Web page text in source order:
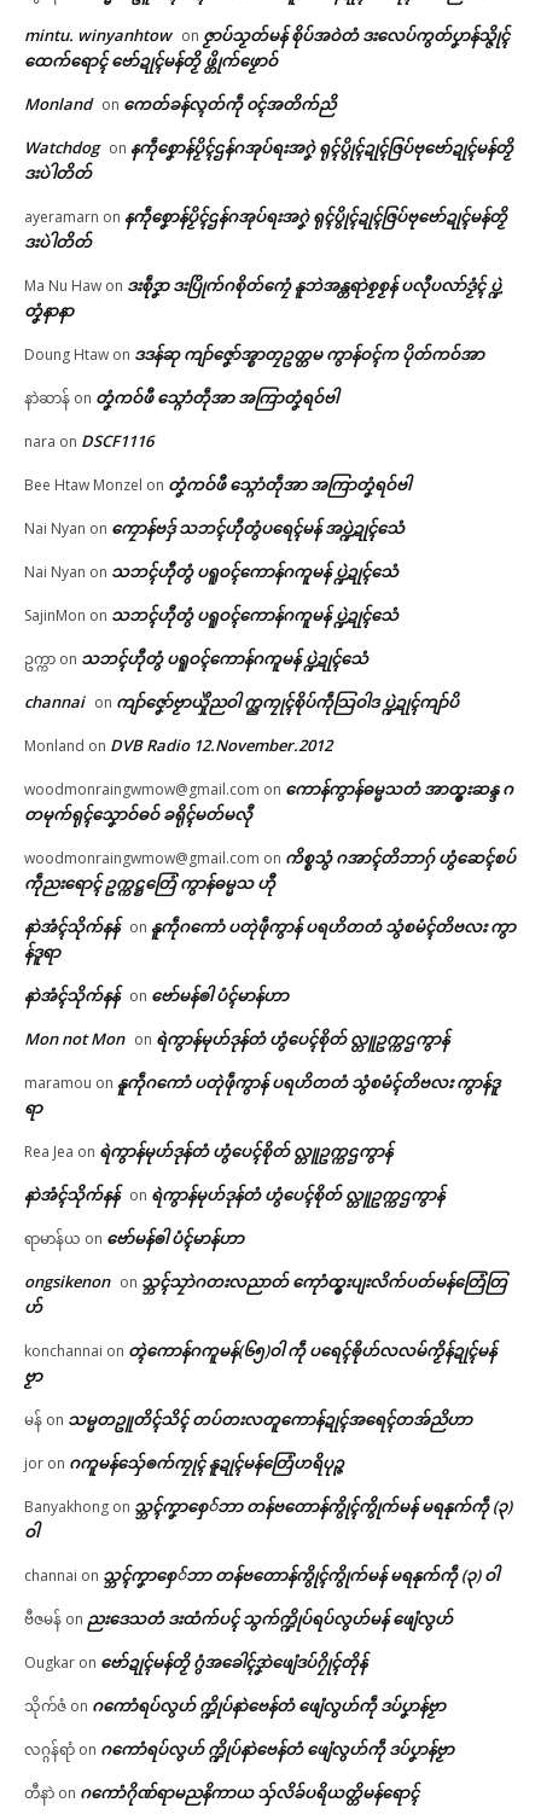
mintu. winyanhtow on ဇၟာပ်သၟတ်မန် စိုပ်အဝဲတံ ဒးလေပ်ကွတ်ပၞာန်သ္ဇိုၚ်
ထေက်ရောၚ် ဗော်ဍုၚ်မန်တၟိ ဖ္တိုက်ဖၟောဝ်
Monland on ကေတ်ခန်လ္ၚတ်ကဵု ၀ၚ်အတိက်ညိ
Watchdog on နကဵုစၞောန်ပၟိၚ်ဌန်ဂအုပ်ရးအဂၞဲ ရုၚ်ပွိုၚ်ဍုၚ်ဇြပ်ဗုဗော်ဍုၚ်မန်တၟိ
ဒးပဲါတိတ်
ayeramarn on နကဵုစၞောန်ပၟိၚ်ဌန်ဂအုပ်ရးအဂၞဲ ရုၚ်ပွိုၚ်ဍုၚ်ဇြပ်ဗုဗော်ဍုၚ်မန်တၟိ
ဒးပဲါတိတ်
Ma Nu Haw on ဒးစဵုဒၞာ ဒးပြိုက်ဂစိုတ်ကၠေံ နူဘဲအန္တရာဲစၟစၟန် ပလီုပလာ်ဒၟံၚ် ပ္ဍဲ
တၞံနာနာ
Doung Htaw on ဒဒန်ဆု ကျာ်ဇၞော်အ္စာတၠဥတ္တမ ကွာန်ဝၚ်က ပိုတ်ကဝ်အာ
နာဲဆာန် on တၞံကဝ်ဖီ သ္ဂောံတဵုအာ အကြာတၞံရဝ်ဗါ
nara on DSCF1116
Bee Htaw Monzel on တၞံကဝ်ဖီ သ္ဂောံတဵုအာ အကြာတၞံရဝ်ဗါ
Nai Nyan on ကၠောန်ဗဒှ် သဘၚ်ဟီုတွံပရေၚ်မန် အပ္ဍဲဍုၚ်သေံ
Nai Nyan on သဘၚ်ဟီုတွံ ပရူဝၚ်ကောန်ဂကူမန် ပ္ဍဲဍုၚ်သေံ
SajinMon on သဘၚ်ဟီုတွံ ပရူဝၚ်ကောန်ဂကူမန် ပ္ဍဲဍုၚ်သေံ
ဥက္ကာ on သဘၚ်ဟီုတွံ ပရူဝၚ်ကောန်ဂကူမန် ပ္ဍဲဍုၚ်သေံ
channai on ကျာ်ဇၞော်ဗၟာယှိုဲညဝါ က္ညကၠုၚ်စိုပ်ကဵုသြဝါဒ ပ္ဍဲဍုၚ်ကျာ်ပိ
Monland on DVB Radio 12.November.2012
woodmonraingwmow@gmail.com on ကောန်ကွာန်ဓမ္မသတံ အာထ္ၜးဆန္ဒ ဂ
တမုက်ရုၚ်သၞောဝ်ဓဝ် ခရိုၚ်မတ်မလီု
woodmonraingwmow@gmail.com on ကိစ္စသွံ ဂအာၚ်တိဘာဂှ် ဟွံဆေၚ်စပ်
ကဵုညးရောၚ် ဥက္ကဋ္ဌတြေံ ကွာန်ဓမ္မသ ဟီု
နာဲအံၚ်သိုက်နန် on နူကဵုဂကောံ ပတုဲဖဵုကွာန် ပရဟိတတံ သွံစမံၚ်တိဗလး ကွာ
န်ဒူရာ
နာဲအံၚ်သိုက်နန် on ဗော်မန်ၜါ ပံၚ်မာန်ဟာ
Mon not Mon on ရဲကွာန်မုဟ်ဒုန်တံ ဟွံပေၚ်စိုတ် လ္တူဥက္ကဌကွာန်
maramou on နူကဵုဂကောံ ပတုဲဖဵုကွာန် ပရဟိတတံ သွံစမံၚ်တိဗလး ကွာန်ဒူ
ရာ
Rea Jea on ရဲကွာန်မုဟ်ဒုန်တံ ဟွံပေၚ်စိုတ် လ္တူဥက္ကဌကွာန်
နာဲအံၚ်သိုက်နန် on ရဲကွာန်မုဟ်ဒုန်တံ ဟွံပေၚ်စိုတ် လ္တူဥက္ကဌကွာန်
ရာမာန်ယ on ဗော်မန်ၜါ ပံၚ်မာန်ဟာ
ongsikenon on သ္ဘၚ်သၠာဲဂတးလညာတ် ကေုာံထ္ၜးပျးလိက်ပတ်မန်တြေံတြ
ဟ်
konchannai on တ္ၚဲကောန်ဂကူမန်(၆၅)ဝါ ကဵု ပရေၚ်ၜိုဟ်လလမ်ကၟိန်ဍုၚ်မန်
ဗၟာ
မန် on သမ္မတဥူတိၚ်သိၚ် တပ်တးလတူကောန်ဍုၚ်အရေၚ်တအ်ညိဟာ
jor on ဂကူမန်​သှ်ေၜက်ကၠုၚ် နူဍုၚ်မန်တြေံဟရိပုဉ္ဇ
Banyakhong on သ္ဘၚ်ကၞာစှေ်ဘာ တန်ဗတောန်ကွိုၚ်ကွိုက်မန် မရနုက်ကဵု (၃)
ဝါ
channai on သ္ဘၚ်ကၞာစှေ်ဘာ တန်ဗတောန်ကွိုၚ်ကွိုက်မန် မရနုက်ကဵု (၃) ဝါ
ဗီဇမန် on ညးဒေသတံ ဒးထံက်ပၚ် သွက်က္ဍိုပ်ရပ်လွဟ်မန် ဖျေံလွဟ်
Ougkar on ဗော်ဍုၚ်မန်တၟိ ဂွံအခေါၚ်ဒၞာဲဖျေံဒပ်ဂၠိုၚ်တိုန်
သိုက်ဇံ on ဂကောံရပ်လွဟ် က္ဍိုပ်နာဲဗေန်တံ ဖျေံလွဟ်ကဵု ဒပ်ပၞာန်ဗၟာ
လဂ္ဂန်ရာံ on ဂကောံရပ်လွဟ် က္ဍိုပ်နာဲဗေန်တံ ဖျေံလွဟ်ကဵု ဒပ်ပၞာန်ဗၟာ
တီနာဲ on ဂကောံဂိုဏ်ရာမညနိကာယ သှ်လိခ်ပရိယတ္တိမန်ရောၚ်